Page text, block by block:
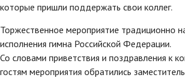
которые пришли поддержать свои коллег.
Торжественное мероприятие традиционно
исполнения гимна Российской Федерации.
Со словами приветствия и поздравления к
гостям мероприятия обратились